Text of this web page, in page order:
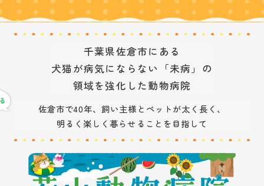
千葉県佐倉市にある
犬猫が病気にならない「未病」の
領域を強化した動物病院
佐倉市で40年、飼い主様とペットが太く長く、
明るく楽しく暮らせることを目指して